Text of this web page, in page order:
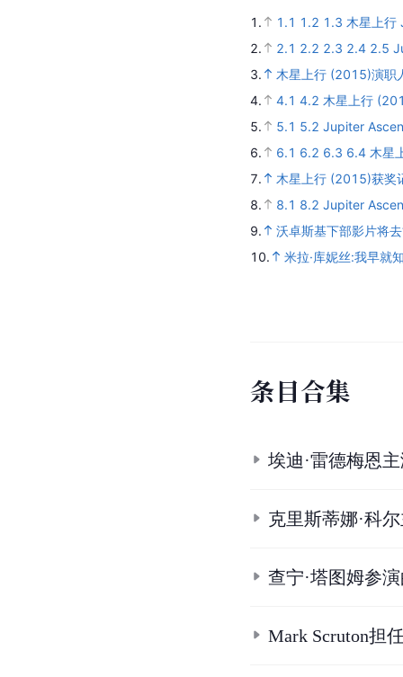
1. 1.1 1.2 1.3 木星上
2.
2.1 2.2 2.3 2.4 2.5
3.
木星上行 (2015)演职
4.
4.1 4.2 木星上行
5.
5.1 5.2 Jupiter
6.
6.1 6.2 6.3 6.4 木星
7.
木星上行 (2015)获奖
8.
8.1 8.2 Jupiter
9.
沃卓斯基下部影片将去
10.
米拉·库妮丝:我早就
条目合集
埃迪·雷德梅恩
克里斯蒂娜·科
查宁·塔图姆参
Mark Scruton担